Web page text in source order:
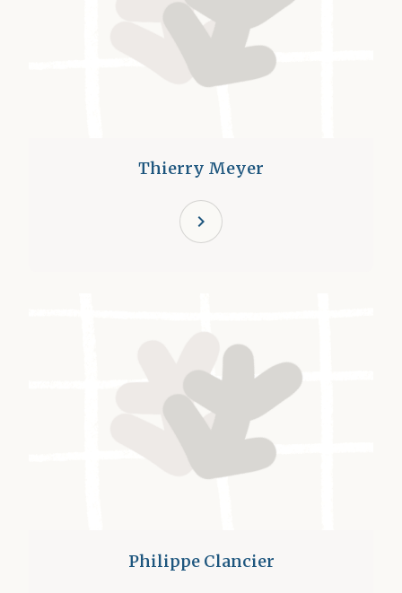
Thierry Meyer
chevron_right
Philippe Clancier